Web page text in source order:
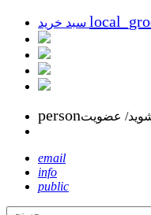
personشوید/ عضویت
email
info
public